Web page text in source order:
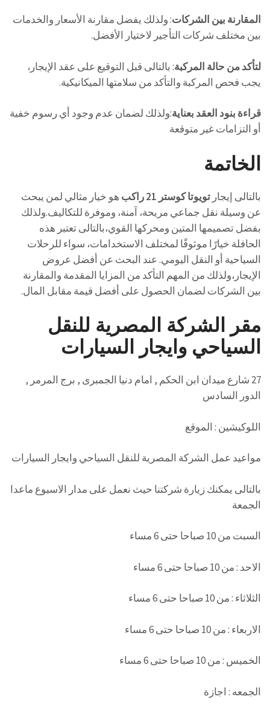
المقارنة بين الشركات: ولذلك يفضل مقارنة الأسعار والخدمات
بين مختلف شركات التأجير لاختيار الأفضل.
لتأكد من حالة المركبة: بالتالى قبل التوقيع على عقد الإيجار،
يجب فحص المركبة والتأكد من سلامتها الميكانيكية.
قراءة بنود العقد بعناية:ولذلك لضمان عدم وجود أي رسوم خفية
أو التزامات غير متوقعة
الخاتمة
بالتالى إيجار تويوتا كوستر 21 راكب
هو خيار مثالي لمن يبحث
عن وسيلة نقل جماعي مريحة، آمنة، وموفرة للتكاليف.ولذلك
بفضل تصميمها المتين ومحركها القوي،بالتالى تعتبر هذه
الحافلة خيارًا موثوقًا لمختلف الاستخدامات، سواء للرحلات
السياحية أو النقل اليومي. عند البحث عن أفضل عروض
الإيجار،ولذلك من المهم التأكد من المزايا المقدمة والمقارنة
بين الشركات لضمان الحصول على أفضل قيمة مقابل المال.
مقر الشركة المصرية للنقل
السياحي وايجار السيارات
27 شارع ميدان ابن الحكم , امام دنيا الجمبرى , برج المرمر ,
الدور السادس
اللوكيشين : الموقع
مواعيد عمل الشركة المصرية للنقل السياحي وايجار السيارات
بالتالى يمكنك زيارة شركتنا حيث نعمل على مدار الاسبوع ماعدا
الجمعة
السبت من 10 صباحا حتى 6 مساء
الاحد : من 10 صباحا حتى 6 مساء
الثلاثاء : من 10 صباحا حتى 6 مساء
الاربعاء : من 10 صباحا حتى 6 مساء
الخميس : من 10 صباحا حتى 6 مساء
الجمعه : اجازة